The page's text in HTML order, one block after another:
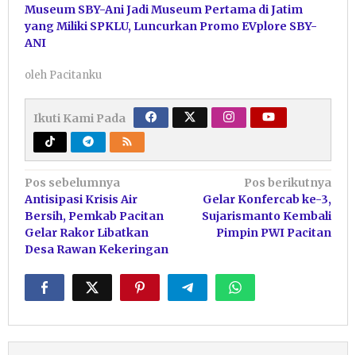
Museum SBY-Ani Jadi Museum Pertama di Jatim
yang Miliki SPKLU, Luncurkan Promo EVplore SBY-
ANI
oleh Pacitanku
Ikuti Kami Pada
Navigasi
pos
Pos sebelumnya
Antisipasi Krisis Air
Bersih, Pemkab Pacitan
Gelar Rakor Libatkan
Desa Rawan Kekeringan
Pos berikutnya
Gelar Konfercab ke-3,
Sujarismanto Kembali
Pimpin PWI Pacitan